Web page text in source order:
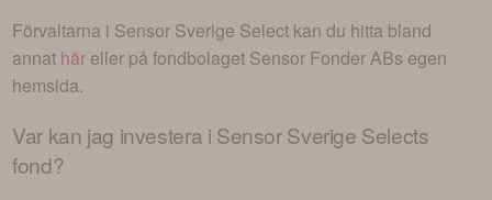
Förvaltarna i Sensor Sverige Select kan du hitta bland
annat här eller på fondbolaget Sensor Fonder ABs egen
hemsida.
Var kan jag investera i Sensor Sverige Selects
fond?